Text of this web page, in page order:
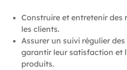
Construire et entretenir des
les clients.
Assurer un suivi régulier
garantir leur satisfaction et
produits.